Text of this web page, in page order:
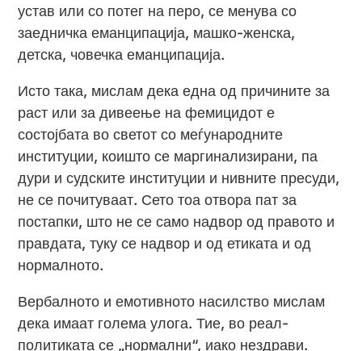
устав или со потег на перо, се менува со
заедничка еманципација, машко-женска,
детска, човечка еманципација.
Исто така, мислам дека една од причините за
раст или за дивеење на фемицидот е
состојбата во светот со меѓународните
институции, коишто се маргинализирани, па
дури и судските институции и нивните пресуди,
не се почитуваат. Сето тоа отвора пат за
постапки, што не се само надвор од правото и
правдата, туку се надвор и од етиката и од
нормалното.
Вербалното и емотивното насилство мислам
дека имаат голема улога. Тие, во реал-
политиката се „нормални“, иако нездрави.